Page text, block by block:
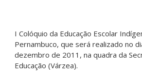
I Colóquio da Educação Escolar
Pernambuco, que será realizado no
dezembro de 2011, na quadra da
Educação (Várzea).